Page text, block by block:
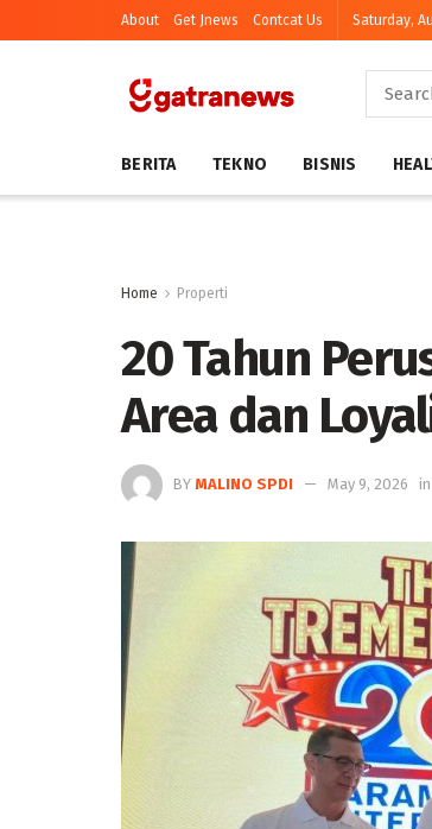
About Get Jnews Contcat Us Saturday,
BERITA TEKNO BISNIS
Home Properti
20 Tahun
Area dan
BY MALINO SPDI May 9, 2026 in